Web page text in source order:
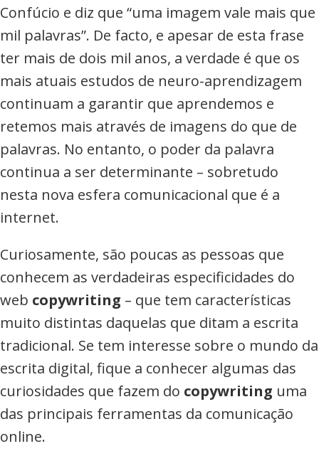
muito
mais
Confúcio e diz que “uma imagem vale mais que
mil palavras”. De facto, e apesar de esta frase
ter mais de dois mil anos, a verdade é que os
mais atuais estudos de neuro-aprendizagem
continuam a garantir que aprendemos e
retemos mais através de imagens do que de
palavras. No entanto, o poder da palavra
continua a ser determinante – sobretudo
nesta nova esfera comunicacional que é a
internet.
Curiosamente, são poucas as pessoas que
conhecem as verdadeiras especificidades do
web copywriting – que tem características
muito distintas daquelas que ditam a escrita
tradicional. Se tem interesse sobre o mundo da
escrita digital, fique a conhecer algumas das
curiosidades que fazem do copywriting uma
das principais ferramentas da comunicação
online.